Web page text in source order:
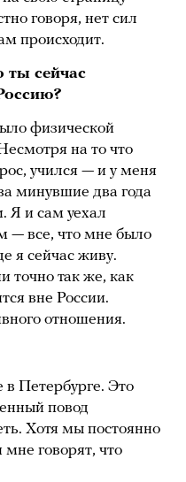
говоря, нет сил
происходит.
ты сейчас
физической
на то что
учился — и у меня
минувшие два года
Я и сам уехал
— все, что мне было
я сейчас живу.
точно так же, как
вне России.
отношения.
Петербурге. Это
повод
Хотя мы постоянно
говорят, что